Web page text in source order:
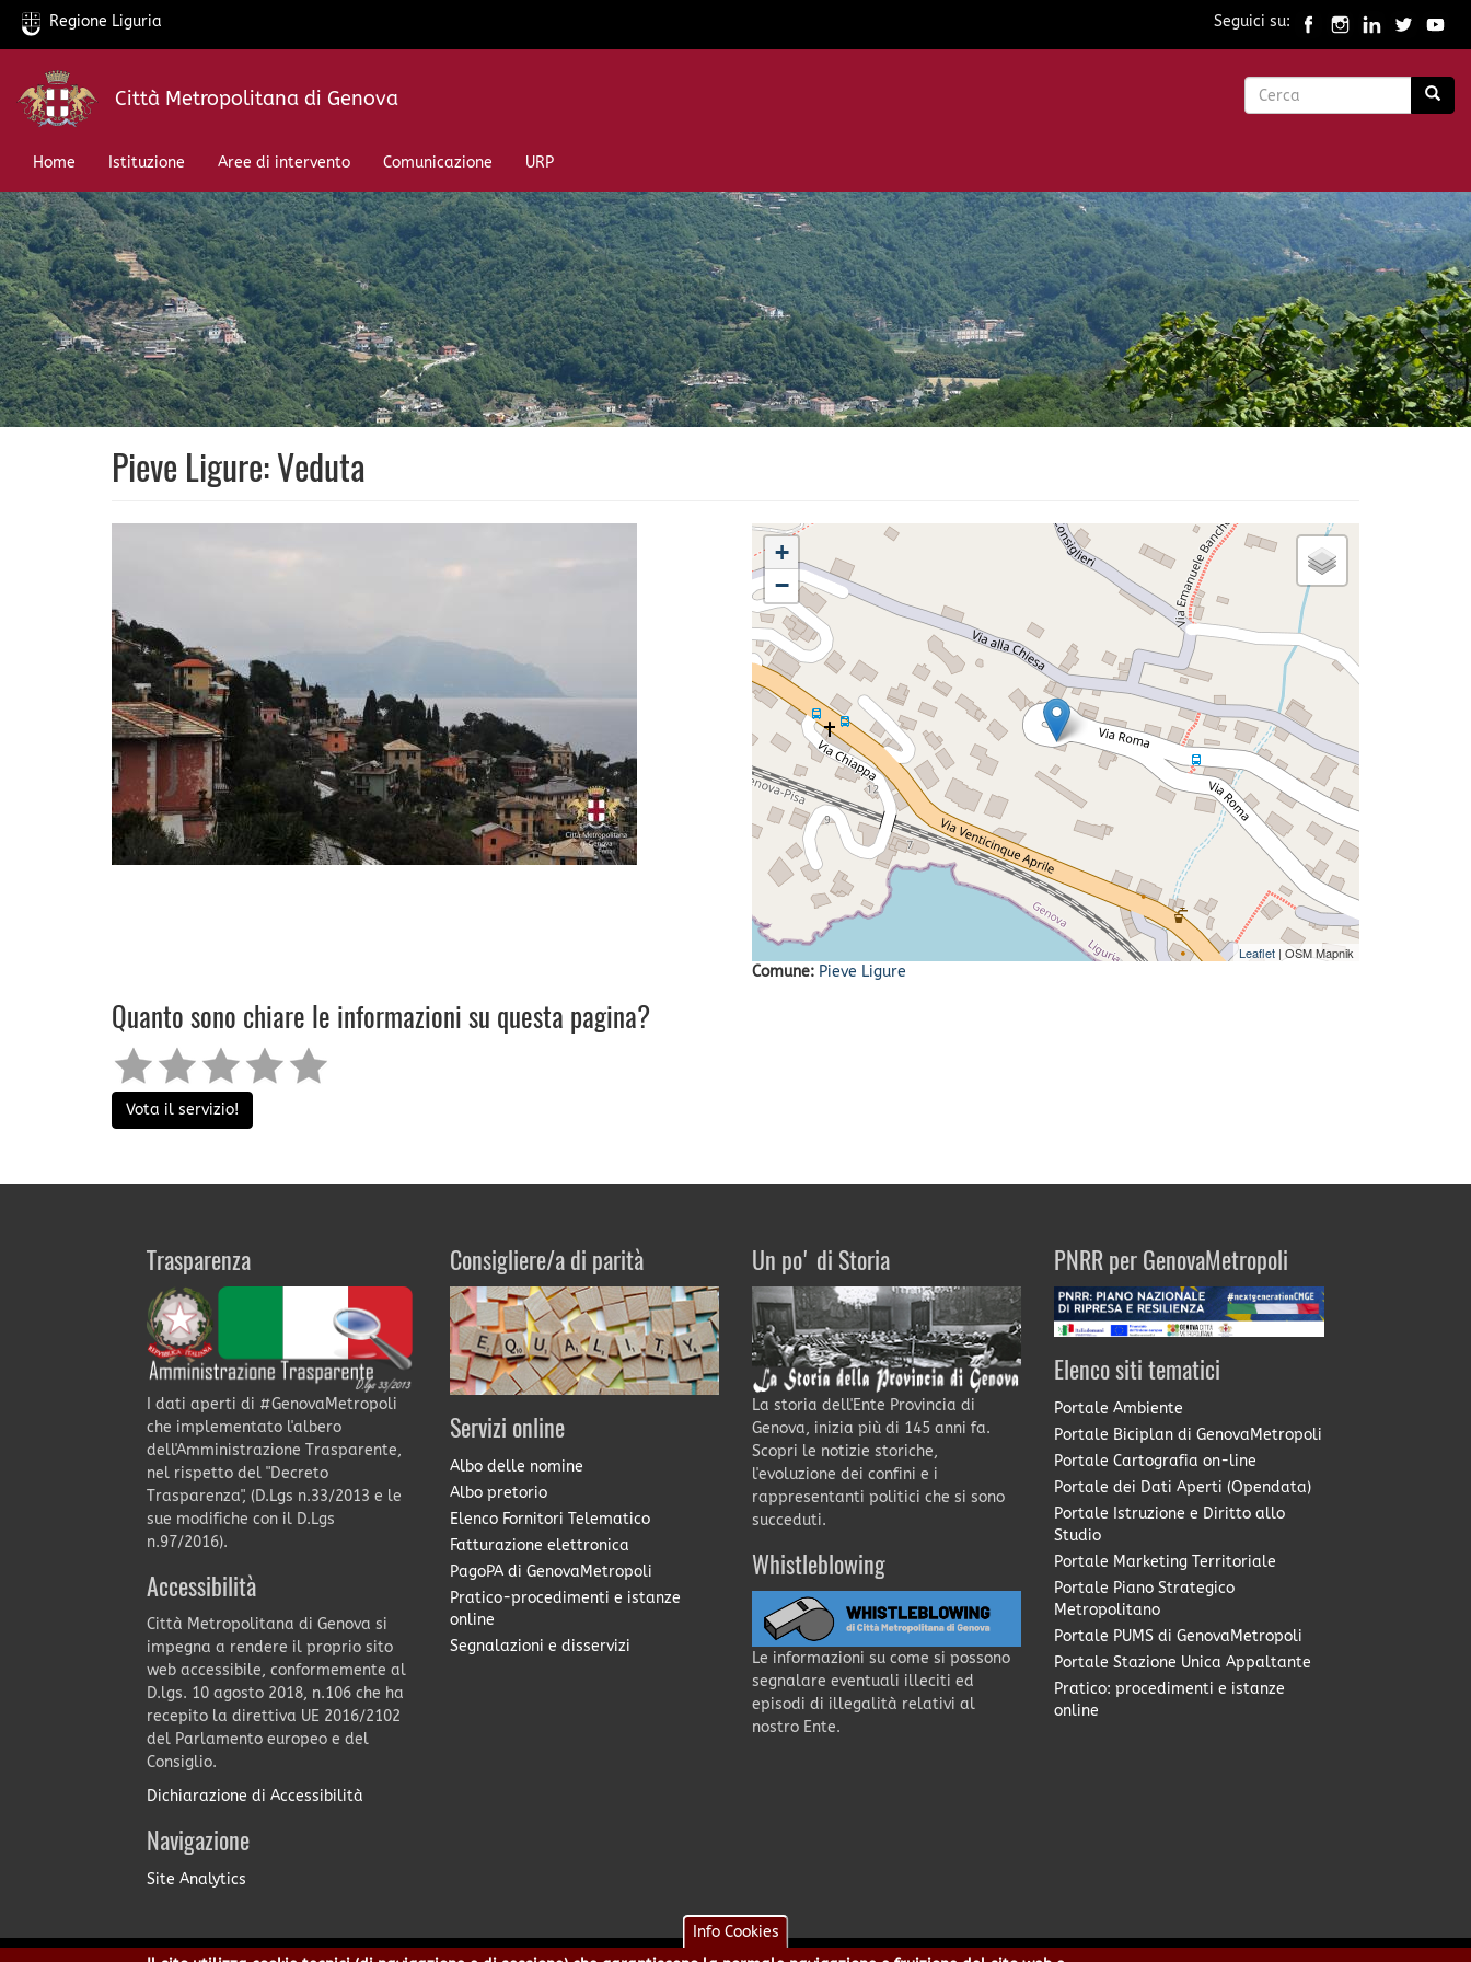
Salta
contenuto
Regione Liguria Seguici su:
Città Metropolitana di Genova
Form
Home
Istituzione Aree di intervento Comunicazione URP
Pieve Ligure: Veduta
+
−
Leaflet | OSM Mapnik
Comune: Pieve Ligure
Quanto sono chiare le informazioni su questa pagina?
Vota il servizio!
Trasparenza
I dati aperti di #GenovaMetropoli
che implementato l'albero
dell'Amministrazione Trasparente,
nel rispetto del "Decreto
Trasparenza", (D.Lgs n.33/2013 e le
sue modifiche con il D.Lgs
n.97/2016).
Accessibilità
Città Metropolitana di Genova si
impegna a rendere il proprio sito
web accessibile, conformemente al
D.lgs. 10 agosto 2018, n.106 che ha
recepito la direttiva UE 2016/2102
del Parlamento europeo e del
Consiglio.
Dichiarazione di Accessibilità
Navigazione
Site Analytics
Consigliere/a di parità
Servizi online
Albo delle nomine
Albo pretorio
Elenco Fornitori Telematico
Fatturazione elettronica
PagoPA di GenovaMetropoli
Pratico-procedimenti e istanze
online
Segnalazioni e disservizi
Un po' di Storia
La storia dell'Ente Provincia di
Genova, inizia più di 145 anni fa.
Scopri le notizie storiche,
l'evoluzione dei confini e i
rappresentanti politici che si sono
succeduti.
Whistleblowing
Le informazioni su come si possono
segnalare eventuali illeciti ed
episodi di illegalità relativi al
nostro Ente.
PNRR per GenovaMetropoli
Elenco siti tematici
Portale Ambiente
Portale Biciplan di GenovaMetropoli
Portale Cartografia on-line
Portale dei Dati Aperti (Opendata)
Portale Istruzione e Diritto allo
Studio
Portale Marketing Territoriale
Portale Piano Strategico
Metropolitano
Portale PUMS di GenovaMetropoli
Portale Stazione Unica Appaltante
Pratico: procedimenti e istanze
online
Info Cookies